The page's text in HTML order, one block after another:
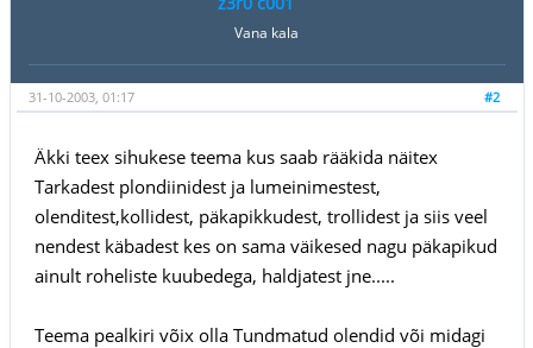
Vana kala
#2
31-10-2003, 01:17
Äkki teex sihukese teema kus saab rääkida näitex
Tarkadest plondiinidest ja lumeinimestest,
olenditest,kollidest, päkapikkudest, trollidest ja siis veel
nendest käbadest kes on sama väikesed nagu päkapikud
ainult roheliste kuubedega, haldjatest jne.....
Teema pealkiri võix olla Tundmatud olendid või midagi